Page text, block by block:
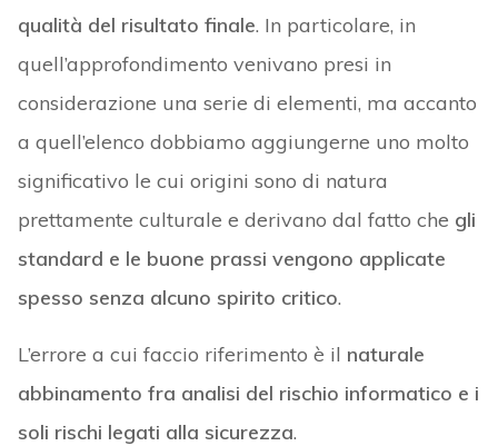
qualità del risultato finale. In particolare, in
quell’approfondimento venivano presi in
considerazione una serie di elementi, ma accanto
a quell’elenco dobbiamo aggiungerne uno molto
significativo le cui origini sono di natura
prettamente culturale e derivano dal fatto che gli
standard e le buone prassi vengono applicate
spesso senza alcuno spirito critico.
L’errore a cui faccio riferimento è il naturale
abbinamento fra analisi del rischio informatico e i
soli rischi legati alla sicurezza.